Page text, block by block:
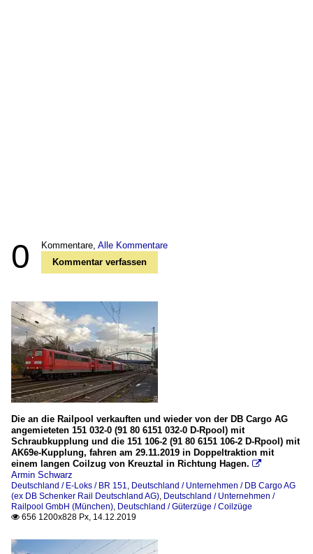
0 Kommentare, Alle Kommentare
Kommentar verfassen
Die an die Railpool verkauften und wieder von der DB Cargo AG
angemieteten 151 032-0 (91 80 6151 032-0 D-Rpool) mit
Schraubkupplung und die 151 106-2 (91 80 6151 106-2 D-Rpool) mit
AK69e-Kupplung, fahren am 29.11.2019 in Doppeltraktion mit
einem langen Coilzug von Kreuztal in Richtung Hagen. 
Armin Schwarz
Deutschland / E-Loks / BR 151, Deutschland / Unternehmen / DB Cargo AG
(ex DB Schenker Rail Deutschland AG), Deutschland / Unternehmen /
Railpool GmbH (München), Deutschland / Güterzüge / Coilzüge
 656 1200x828 Px, 14.12.2019